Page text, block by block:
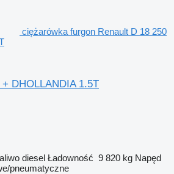
ciężarówka furgon Renault D 18 250
DHOLLANDIA 1.5T
diesel Ładowność 9 820 kg Napęd
pneumatyczne